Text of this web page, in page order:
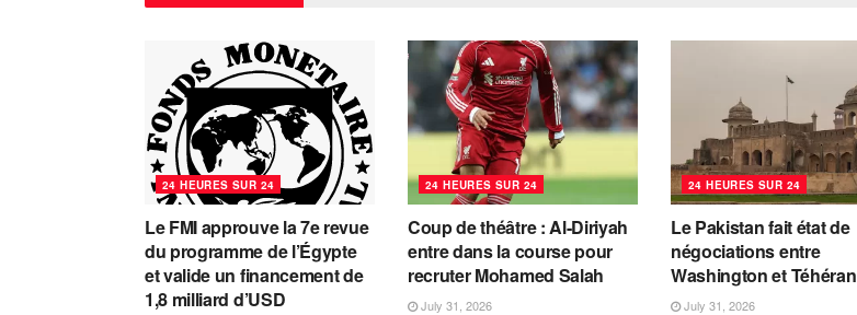
24 HEURES SUR 24
Le FMI approuve la 7e revue
du programme de l’Égypte
et valide un financement de
1,8 milliard d’USD
24 HEURES SUR 24
Coup de théâtre : Al-Diriyah
entre dans la course pour
recruter Mohamed Salah
July 31, 2026
24 HEURES SUR 24
Le Pakistan fait état de
négociations entre
Washington et Téhéran
July 31, 2026